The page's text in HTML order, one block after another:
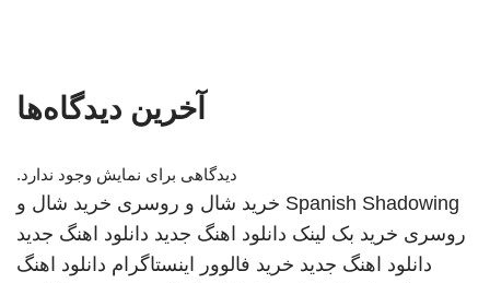
آخرین دیدگاه‌ها
دیدگاهی برای نمایش وجود ندارد.
Spanish Shadowing خرید شال و روسری خرید شال و
روسری خرید بک لینک دانلود اهنگ جدید دانلود اهنگ جدید
دانلود اهنگ جدید خرید فالوور اینستاگرام دانلود اهنگ